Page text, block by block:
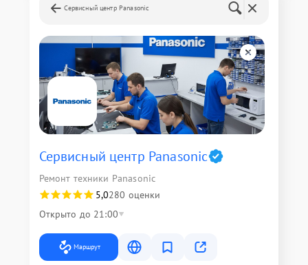
Сервисный центр Panasonic
Сервисный центр Panasonic
Ремонт техники Panasonic
5,0280 оценки
Открыто до 21:00
Маршрут